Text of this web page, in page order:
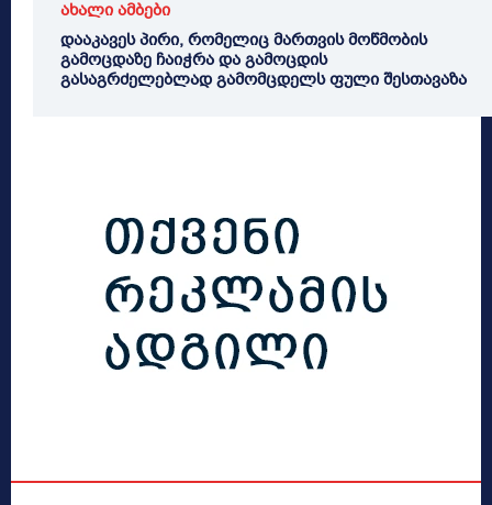
ახალი ამბები
დააკავეს პირი, რომელიც მართვის მოწმობის
გამოცდაზე ჩაიჭრა და გამოცდის
გასაგრძელებლად გამომცდელს ფული შესთავაზა